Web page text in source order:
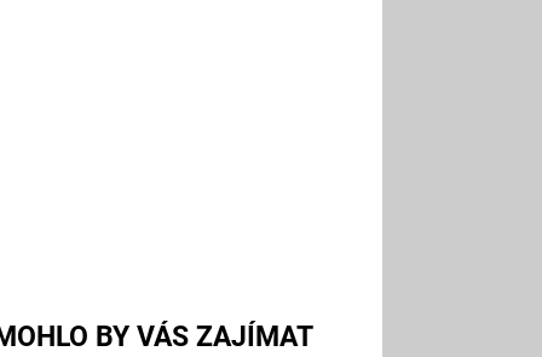
BY VÁS ZAJÍMAT